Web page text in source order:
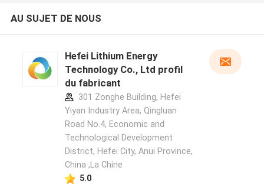
AU SUJET DE NOUS
Hefei Lithium Energy
Technology Co., Ltd profil
du fabricant
301 Zonghe Building, Hefei
Yiyan Industry Area, Qingluan
Road No.4, Economic and
Technological Development
District, Hefei City, Anui Province,
China ,La Chine
5.0